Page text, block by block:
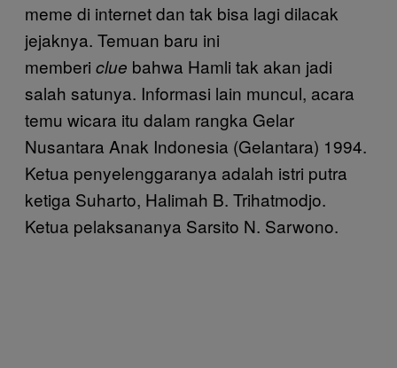
meme di internet dan tak bisa lagi dilacak
jejaknya. Temuan baru ini
memberi clue bahwa Hamli tak akan jadi
salah satunya. Informasi lain muncul, acara
temu wicara itu dalam rangka Gelar
Nusantara Anak Indonesia (Gelantara) 1994.
Ketua penyelenggaranya adalah istri putra
ketiga Suharto, Halimah B. Trihatmodjo.
Ketua pelaksananya Sarsito N. Sarwono.